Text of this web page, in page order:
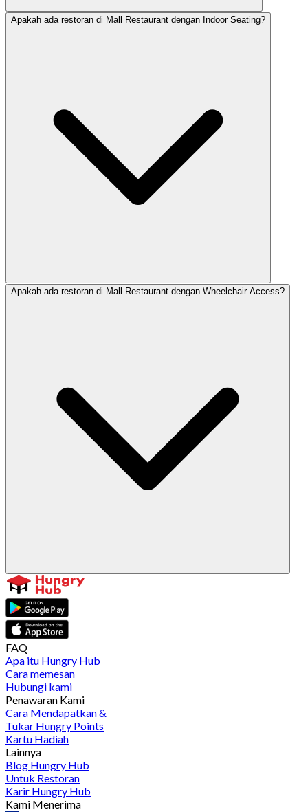
Apakah ada restoran di Mall Restaurant dengan Indoor Seating?
Apakah ada restoran di Mall Restaurant dengan Wheelchair Access?
FAQ
Apa itu Hungry Hub
Cara memesan
Hubungi kami
Penawaran Kami
Cara Mendapatkan &
Tukar Hungry Points
Kartu Hadiah
Lainnya
Blog Hungry Hub
Untuk Restoran
Karir Hungry Hub
Kami Menerima